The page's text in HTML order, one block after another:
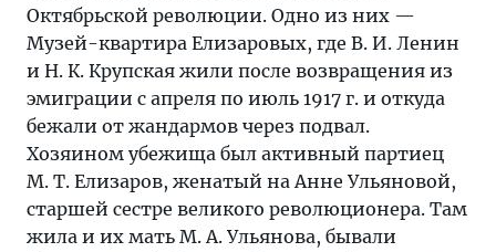
Октябрьской революции. Одно из них —
Музей-квартира Елизаровых, где В. И. Ленин
и Н. К. Крупская жили после возвращения из
эмиграции с апреля по июль 1917 г. и откуда
бежали от жандармов через подвал.
Хозяином убежища был активный партиец
М. Т. Елизаров, женатый на Анне Ульяновой,
старшей сестре великого революционера. Там
жила и их мать М. А. Ульянова, бывали